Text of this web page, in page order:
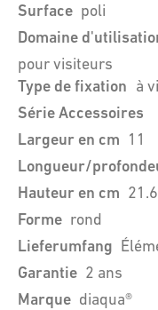
Surface poli
Domaine
pour visiteurs
Type de fixation à
Série Accessoires
Largeur en cm 11
Longueur/
Hauteur en cm 21.6
Forme rond
Lieferumfang
Garantie 2 ans
Marque diaqua®